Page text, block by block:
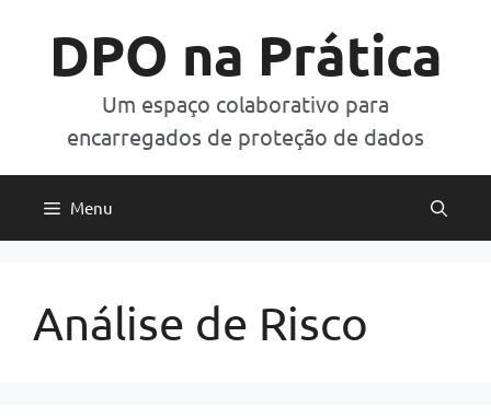
DPO na Prática
Um espaço colaborativo para
encarregados de proteção de dados
Menu
Análise de Risco